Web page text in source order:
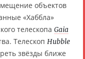
объектов
«Хаббла»
телескопа Gaia
Телескоп Hubble
звёзды ближе